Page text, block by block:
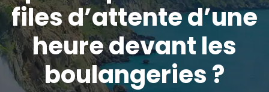
files d’attente d’une
heure devant les
boulangeries ?